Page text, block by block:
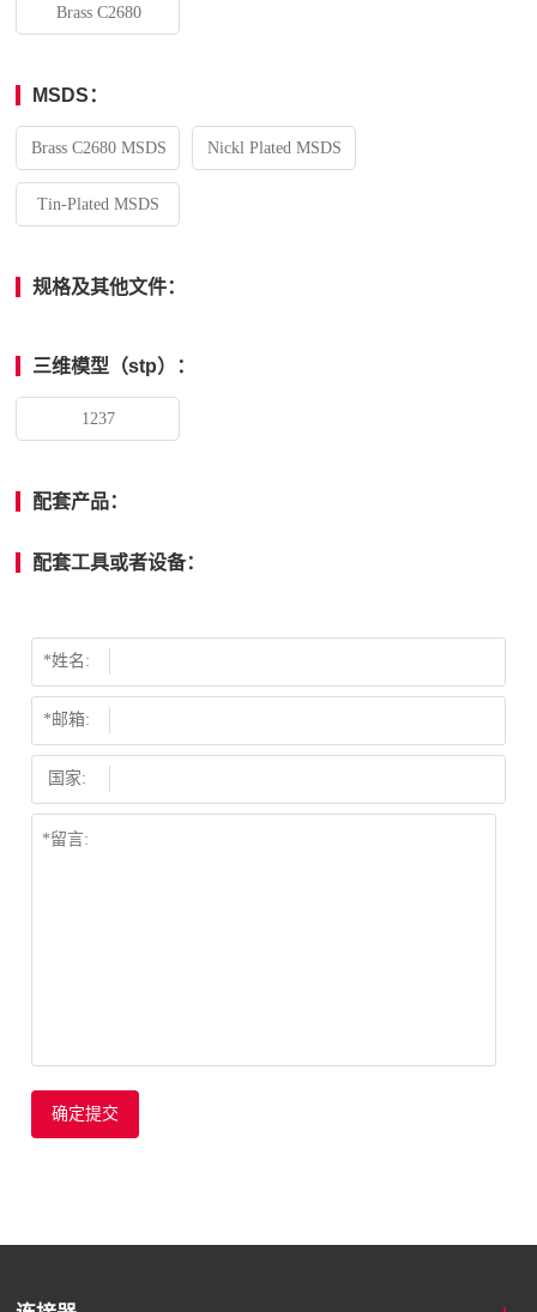
Brass C2680
MSDS：
Brass C2680 MSDS Nickl Plated MSDS
Tin-Plated MSDS
规格及其他文件：
三维模型（stp）：
1237
配套产品：
配套工具或者设备：
*姓名:
*邮箱:
国家:
确定提交